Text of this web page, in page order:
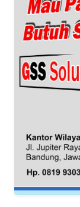
WN
RIAU
WN
SERAMBI
WN
SULTRA
WN